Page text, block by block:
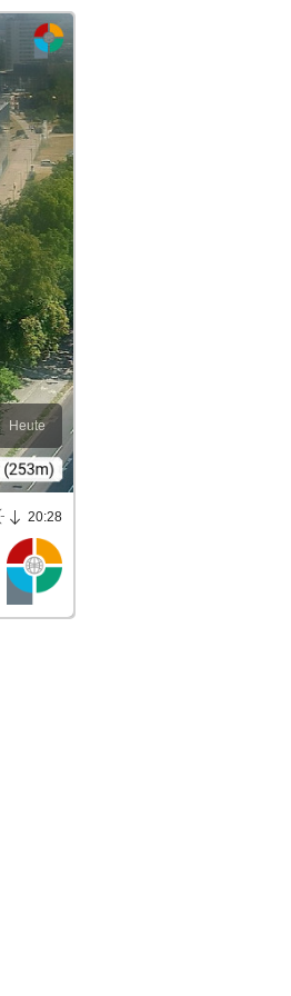
Heute
20:28